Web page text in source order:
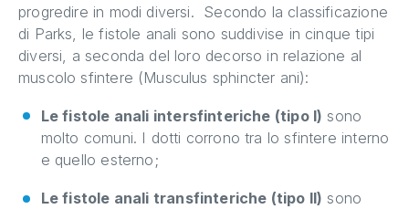
progredire in modi diversi. Secondo la classificazione
di Parks, le fistole anali sono suddivise in cinque tipi
diversi, a seconda del loro decorso in relazione al
muscolo sfintere (Musculus sphincter ani):
Le fistole anali intersfinteriche (tipo I) sono
molto comuni. I dotti corrono tra lo sfintere interno
e quello esterno;
Le fistole anali transfinteriche (tipo II) sono